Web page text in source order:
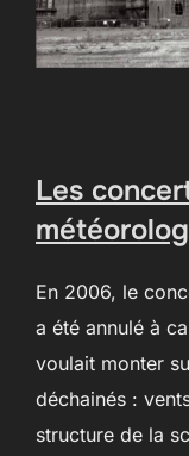
Les
En 2006, le
a été annulé à
voulait monter
déchainés :
structure de la